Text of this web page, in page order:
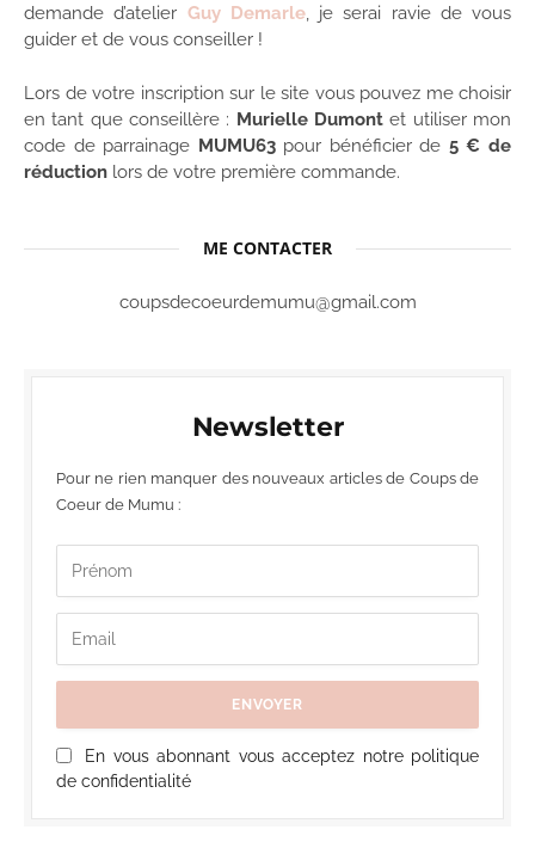
demande d’atelier Guy Demarle, je serai ravie de vous
guider et de vous conseiller !
Lors de votre inscription sur le site vous pouvez me choisir
en tant que conseillère : Murielle Dumont et utiliser mon
code de parrainage MUMU63pour bénéficier de 5 € de
réduction lors de votre première commande.
ME CONTACTER
coupsdecoeurdemumu@gmail.com
Newsletter
Pour ne rien manquer des nouveaux articles de Coups de
Coeur de Mumu :
En vous abonnant vous acceptez notre politique
de confidentialité